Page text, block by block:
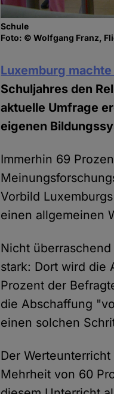
Schule
Foto: © Wolfgang Franz,
Luxemburg
Schuljahres den
aktuelle Umfrage
eigenen
Immerhin 69
Vorbild
einen allgemeinen
Nicht
stark: Dort wird die
Prozent der
die Abschaffung
einen solchen
Der
Mehrheit von 60